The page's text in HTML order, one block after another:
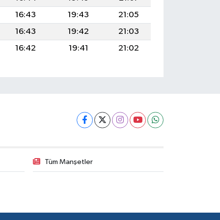
16:43
19:43
21:05
16:43
19:42
21:03
16:42
19:41 21:02
Tüm Manşetler